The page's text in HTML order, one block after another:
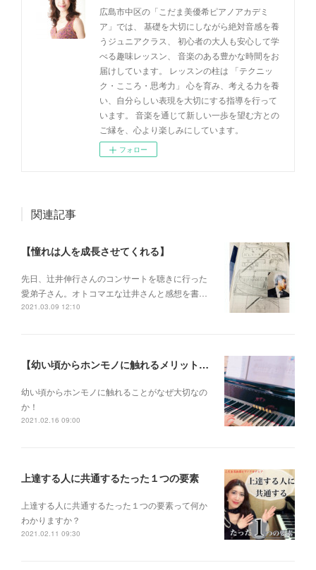
広島市中区の「こだま美優希ピアノアカデミ
ア」では、 基礎を大切にしながら絶対音感を養
うジュニアクラス、 初心者の大人も安心して学
べる趣味レッスン、 音楽のある豊かな時間をお
届けしています。 レッスンの柱は 「テクニッ
ク・こころ・思考力」 心を育み、考える力を養
い、自分らしい表現を大切にする指導を行って
います。 音楽を通じて新しい一歩を望む方との
ご縁を、心より楽しみにしています。
フォロー
関連記事
【憧れは人を成長させてくれる】
先日、辻井伸行さんのコンサートを 聴きに行った
愛弟子さん。 オトコマエな辻井さんと 感想を書…
2021.03.09 12:10
【幼い頃からホンモノに触れるメリットとは？】
幼い頃からホンモノに 触れることがなぜ大切なの
か！
2021.02.16 09:00
上達する人に共通するたった１つの要素
上達する人に共通するたった１つの要素って何か
わかりますか？
2021.02.11 09:30